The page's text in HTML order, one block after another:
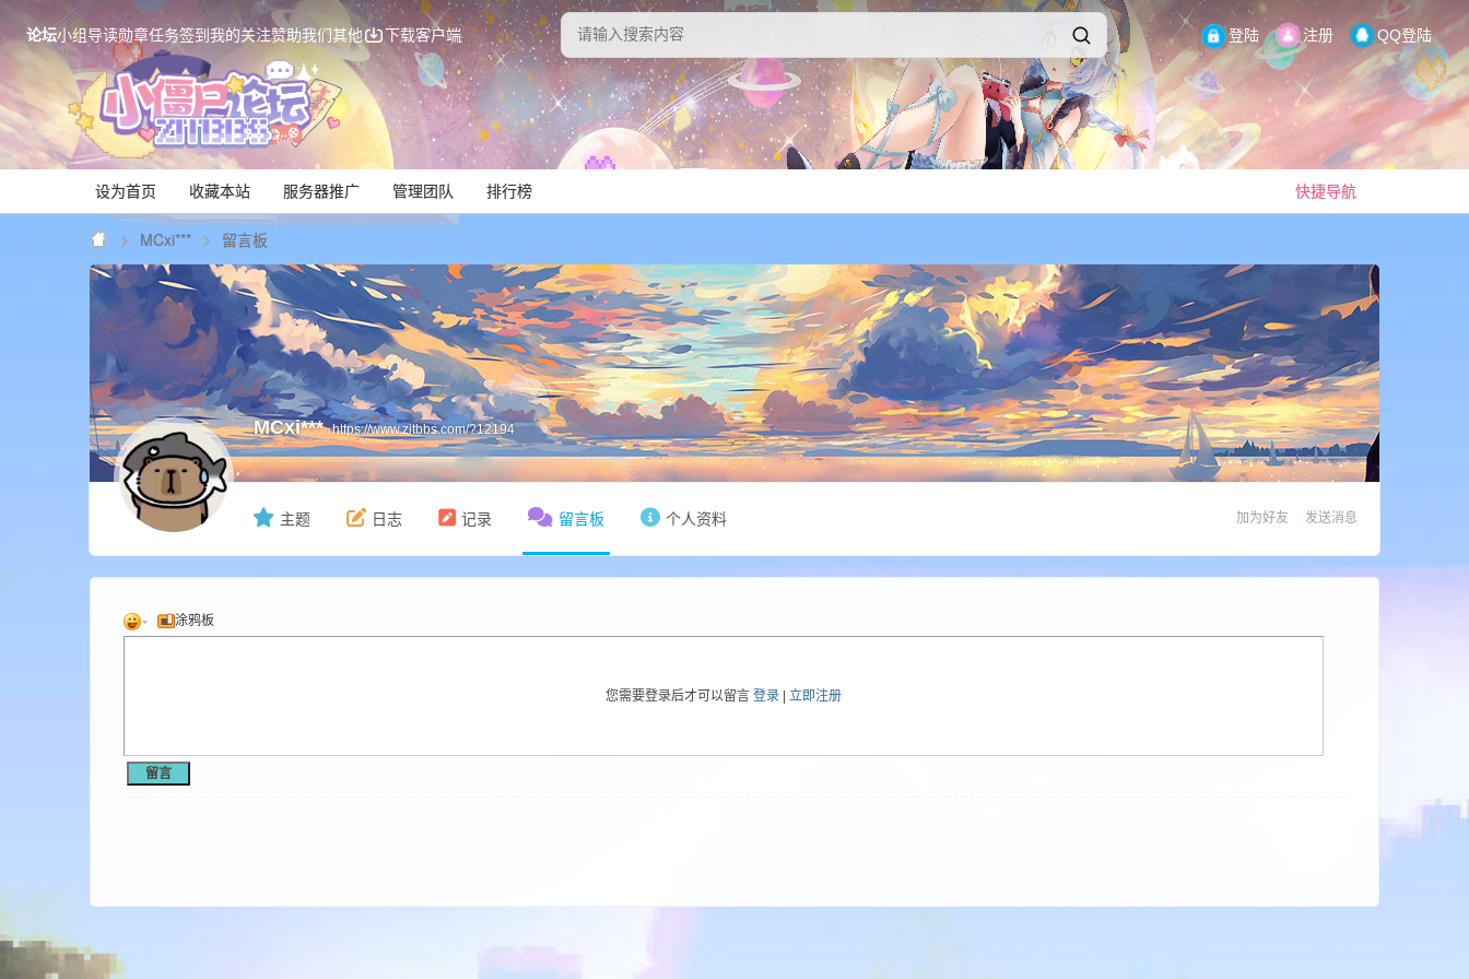
论坛小组导读勋章任务签到我的关注赞助我们其他 下载客户端 登陆 注册 QQ登陆
快捷导航
设为首页 收藏本站 服务器推广 管理团队 排行榜
Mi
ne
MCxi*** 留言板
MCxi*** https://www.zitbbs.com/?12194
加为好友 发送消息
主题 日志 记录 留言板 个人资料
涂鸦板
您需要登录后才可以留言 登录| 立即注册
留言